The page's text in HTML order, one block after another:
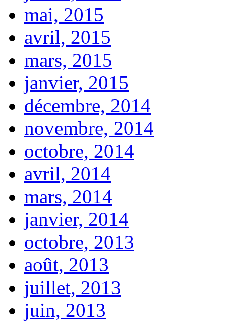
mai, 2015
avril, 2015
mars, 2015
janvier, 2015
décembre, 2014
novembre, 2014
octobre, 2014
avril, 2014
mars, 2014
janvier, 2014
octobre, 2013
août, 2013
juillet, 2013
juin, 2013